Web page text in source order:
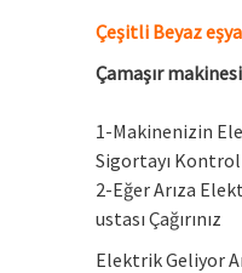
Çeşitli Beyaz
Çamaşır
1-Makinenizin
Sigortayı Kontrol
2-Eğer Arıza
ustası Çağırınız
Elektrik Geliyor